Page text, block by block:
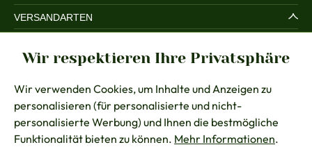
VERSANDARTEN
RECHTLICHES
BERATUNG
KONTAKT
Wir respektieren Ihre Privatsphäre
Wir verwenden Cookies, um Inhalte und Anzeigen zu
personalisieren (für personalisierte und nicht-
personalisierte Werbung) und Ihnen die bestmögliche
Funktionalität bieten zu können. Mehr Informationen.